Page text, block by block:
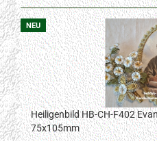
NEU
Heiligenbild HB-CH-F402
75x105mm